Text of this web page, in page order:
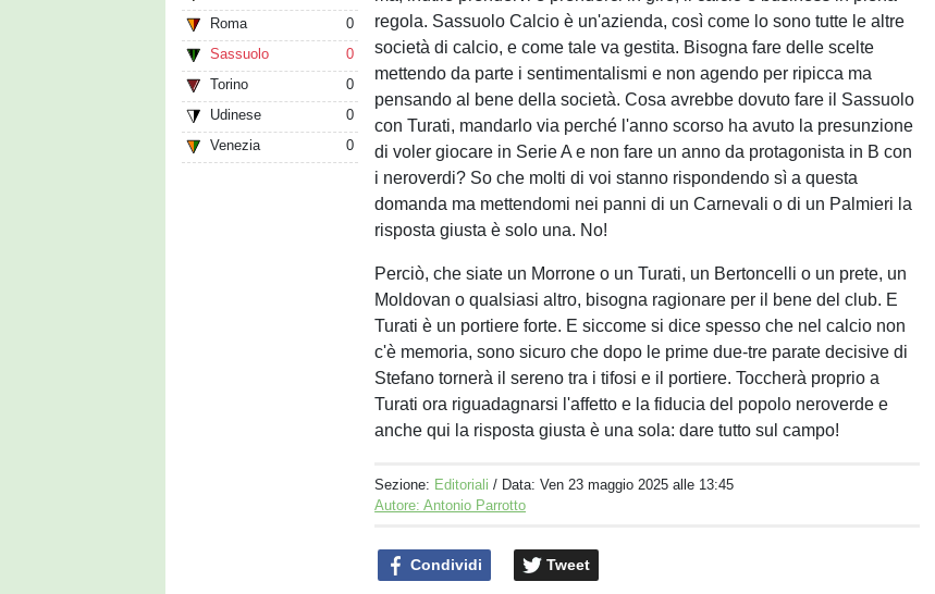
Roma
0
Sassuolo
0
Torino
0
Udinese
0
Venezia
0
regola. Sassuolo Calcio è un'azienda, così come lo sono tutte le altre
società di calcio, e come tale va gestita. Bisogna fare delle scelte
mettendo da parte i sentimentalismi e non agendo per ripicca ma
pensando al bene della società. Cosa avrebbe dovuto fare il Sassuolo
con Turati, mandarlo via perché l'anno scorso ha avuto la presunzione
di voler giocare in Serie A e non fare un anno da protagonista in B con
i neroverdi? So che molti di voi stanno rispondendo sì a questa
domanda ma mettendomi nei panni di un Carnevali o di un Palmieri la
risposta giusta è solo una. No!
Perciò, che siate un Morrone o un Turati, un Bertoncelli o un prete, un
Moldovan o qualsiasi altro, bisogna ragionare per il bene del club. E
Turati è un portiere forte. E siccome si dice spesso che nel calcio non
c'è memoria, sono sicuro che dopo le prime due-tre parate decisive di
Stefano tornerà il sereno tra i tifosi e il portiere. Toccherà proprio a
Turati ora riguadagnarsi l'affetto e la fiducia del popolo neroverde e
anche qui la risposta giusta è una sola: dare tutto sul campo!
Sezione: Editoriali / Data:Ven 23 maggio 2025 alle 13:45
Autore: Antonio Parrotto
Condividi Tweet